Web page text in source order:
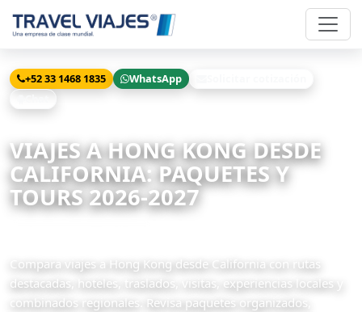
+52 33 1468 1835 WhatsApp
VIAJES A HONG KONG DESDE
CALIFORNIA: PAQUETES Y
TOURS 2026-2027
Compara viajes a Hong Kong desde California con rutas
destacadas, hoteles, traslados, visitas, experiencias locales y
combinados regionales. Revisa paquetes organizados,